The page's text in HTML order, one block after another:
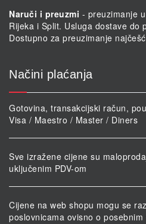
Naruči i preuzmi - preuzimanje
Rijeka i Split. Usluga dostave do
Dostupno za preuzimanje
Načini plaćanja
Gotovina, transakcijski račun,
Visa / Maestro / Master / Diners
Sve izražene cijene su
uključenim PDV-om
Cijene na web shopu mogu se
poslovnicama ovisno o